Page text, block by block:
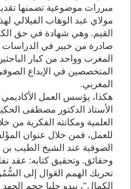
مبررات موضوعية تضمنها تقديم
مولاي عبد الوهاب الفيلالي
القيم. وهي شهادة في حق
صادرة من خبير في
المغرب وواحد من كبار
المتخصصين في الإبداع
المغربي.
هكذا، يؤسس العمل الأكاديمي
الأستاذ الدكتور مصطفى
العلمية ومكانته الفكرية من
للعمل، فمن خلال عنوان
الصوفية عند الشيخ الطيب بن
وحقائق. وتحقيق كتابه: عقد
تحريك الهمم العَوال إلى
الكمال"، يبدو جليا حجم الجهد